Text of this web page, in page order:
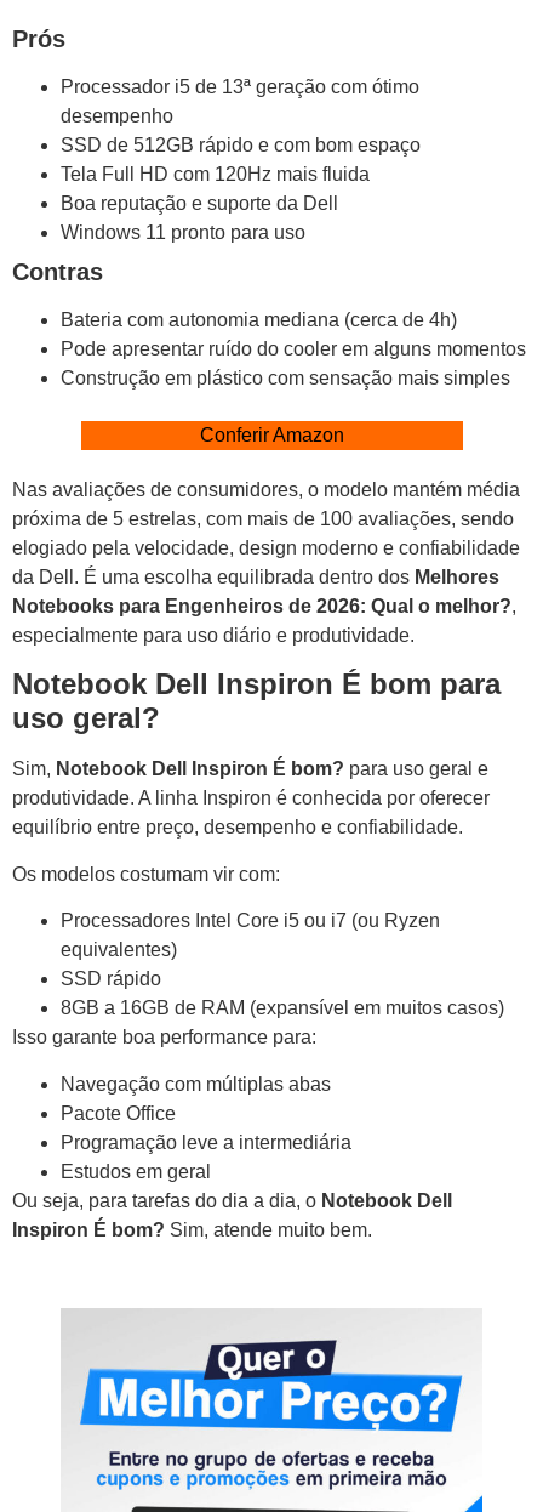
Prós
Processador i5 de 13ª geração com ótimo
desempenho
SSD de 512GB rápido e com bom espaço
Tela Full HD com 120Hz mais fluida
Boa reputação e suporte da Dell
Windows 11 pronto para uso
Contras
Bateria com autonomia mediana (cerca de 4h)
Pode apresentar ruído do cooler em alguns momentos
Construção em plástico com sensação mais simples
Conferir Amazon
Nas avaliações de consumidores, o modelo mantém média
próxima de 5 estrelas, com mais de 100 avaliações, sendo
elogiado pela velocidade, design moderno e confiabilidade
da Dell. É uma escolha equilibrada dentro dos Melhores
Notebooks para Engenheiros de 2026: Qual o melhor?,
especialmente para uso diário e produtividade.
Notebook Dell Inspiron É bom para
uso geral?
Sim, Notebook Dell Inspiron É bom? para uso geral e
produtividade. A linha Inspiron é conhecida por oferecer
equilíbrio entre preço, desempenho e confiabilidade.
Os modelos costumam vir com:
Processadores Intel Core i5 ou i7 (ou Ryzen
equivalentes)
SSD rápido
8GB a 16GB de RAM (expansível em muitos casos)
Isso garante boa performance para:
Navegação com múltiplas abas
Pacote Office
Programação leve a intermediária
Estudos em geral
Ou seja, para tarefas do dia a dia, o Notebook Dell
Inspiron É bom? Sim, atende muito bem.